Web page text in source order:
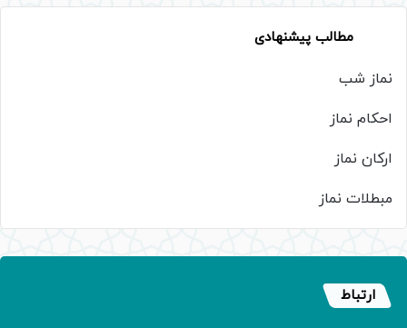
مطالب پیشنهادی
نماز شب
احکام نماز
ارکان نماز
مبطلات نماز
ارتباط